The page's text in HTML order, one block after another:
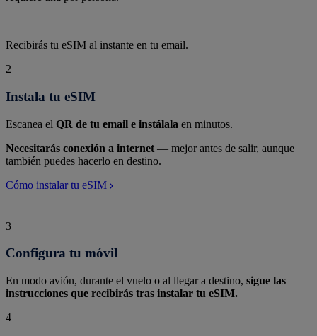
Recibirás tu eSIM al instante en tu email.
2
Instala tu eSIM
Escanea el QR de tu email e instálala en minutos.
Necesitarás conexión a internet — mejor antes de salir, aunque
también puedes hacerlo en destino.
Cómo instalar tu eSIM
3
Configura tu móvil
En modo avión, durante el vuelo o al llegar a destino, sigue las
instrucciones que recibirás tras instalar tu eSIM.
4